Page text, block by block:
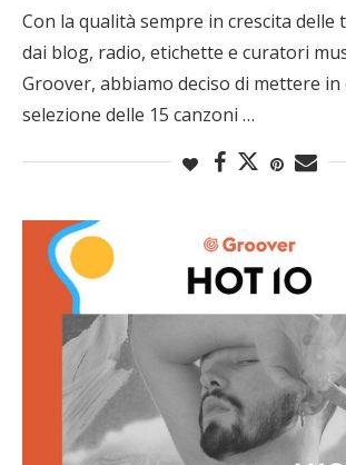
Con la qualità sempre in crescita delle
dai blog, radio, etichette e curatori
Groover, abbiamo deciso di mettere in
selezione delle 15 canzoni …